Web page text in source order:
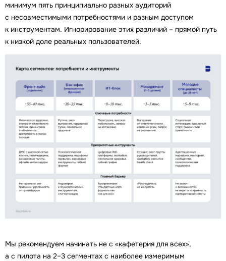
минимум пять принципиально разных аудиторий
с несовместимыми потребностями и разным доступом
к инструментам. Игнорирование этих различий – прямой путь
к низкой доле реальных пользователей.
Мы рекомендуем начинать не с «кафетерия для всех»,
а с пилота на 2–3 сегментах с наиболее измеримым